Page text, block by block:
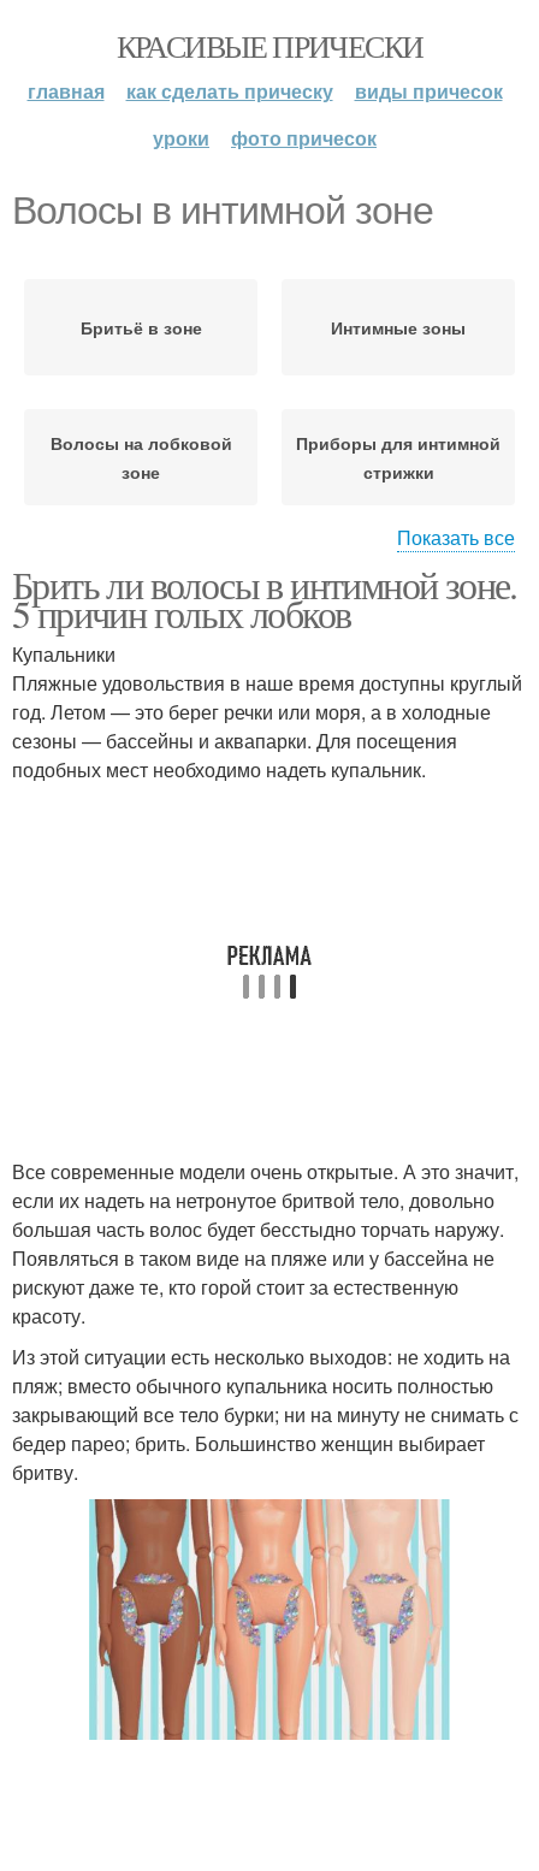
КРАСИВЫЕ ПРИЧЕСКИ
главная как сделать прическу
виды причесок
уроки
фото причесок
Волосы в интимной зоне
Бритьё в зоне Интимные зоны
Волосы на лобковой
зоне
Приборы для интимной
стрижки
Интимная зона
Волос в домашних
условиях
Волос для мужчин
Показать все
Брить ли волосы в интимной зоне.
5 причин голых лобков
Купальники
Пляжные удовольствия в наше время доступны круглый
год. Летом — это берег речки или моря, а в холодные
сезоны — бассейны и аквапарки. Для посещения
подобных мест необходимо надеть купальник.
Все современные модели очень открытые. А это значит,
если их надеть на нетронутое бритвой тело, довольно
большая часть волос будет бесстыдно торчать наружу.
Появляться в таком виде на пляже или у бассейна не
рискуют даже те, кто горой стоит за естественную
красоту.
Из этой ситуации есть несколько выходов: не ходить на
пляж; вместо обычного купальника носить полностью
закрывающий все тело бурки; ни на минуту не снимать с
бедер парео; брить. Большинство женщин выбирает
бритву.